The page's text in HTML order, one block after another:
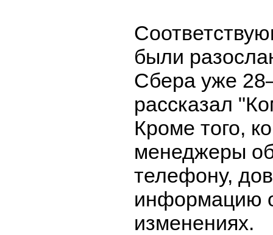
были
Сбера уже
рассказал
Кроме того,
менеджеры
телефону,
информацию
изменениях.